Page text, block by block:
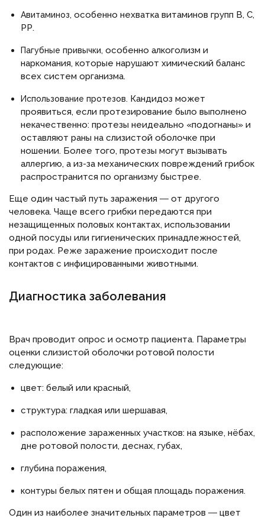
Авитаминоз, особенно нехватка витаминов групп В, С,
РР.
Пагубные привычки, особенно алкоголизм и
наркомания, которые нарушают химический баланс
всех систем организма.
Использование протезов. Кандидоз может
проявиться, если протезирование было выполнено
некачественно: протезы неидеально «подогнаны» и
оставляют раны на слизистой оболочке при
ношении. Более того, протезы могут вызывать
аллергию, а из-за механических повреждений грибок
распространится по организму быстрее.
Еще один частый путь заражения ― от другого
человека. Чаще всего грибки передаются при
незащищенных половых контактах, использовании
одной посуды или гигиенических принадлежностей,
при родах. Реже заражение происходит после
контактов с инфицированными животными.
Диагностика заболевания
Врач проводит опрос и осмотр пациента. Параметры
оценки слизистой оболочки ротовой полости
следующие:
цвет: белый или красный,
структура: гладкая или шершавая,
расположение зараженных участков: на языке, нёбах,
дне ротовой полости, деснах, губах,
глубина поражения,
контуры белых пятен и общая площадь поражения.
Один из наиболее значительных параметров ― цвет